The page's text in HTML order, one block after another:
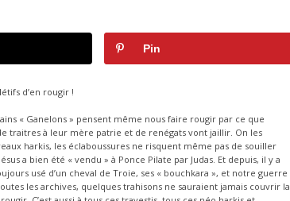
Pin
d’en rougir !
« Ganelons » pensent même nous faire rougir par ce que
traitres à leur mère patrie et de renégats vont jaillir. On les
harkis, les éclaboussures ne risquent même pas de souiller
a bien été « vendu » à Ponce Pilate par Judas. Et depuis, il y a
usé d’un cheval de Troie, ses « bouchkara », et notre guerre
les archives, quelques trahisons ne sauraient jamais couvrir la